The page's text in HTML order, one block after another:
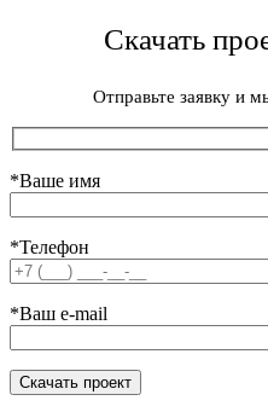
Скачать
Отправьте заявку и
*Ваше имя
*Телефон
*Ваш e-mail